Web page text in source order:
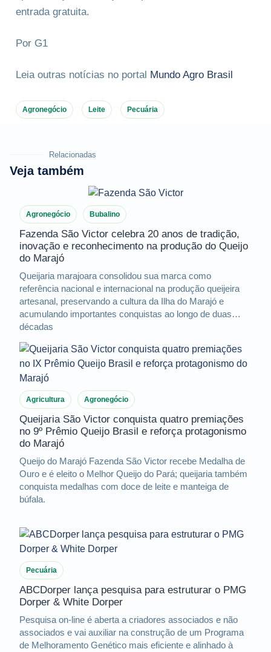
entrada gratuita.
Por G1
Leia outras notícias no portal Mundo Agro Brasil
Agronegócio Leite Pecuária
Relacionadas
Veja também
Agronegócio Bubalino
Fazenda São Victor celebra 20 anos de tradição,
inovação e reconhecimento na produção do Queijo
do Marajó
Queijaria marajoara consolidou sua marca como
referência nacional e internacional na produção queijeira
artesanal, preservando a cultura da Ilha do Marajó e
acumulando importantes conquistas ao longo de duas
décadas
Agricultura Agronegócio
Queijaria São Victor conquista quatro premiações
no 9º Prêmio Queijo Brasil e reforça protagonismo
do Marajó
Queijo do Marajó Fazenda São Victor recebe Medalha de
Ouro e é eleito o Melhor Queijo do Pará; queijaria também
conquista medalhas com doce de leite e manteiga de
búfala.
Pecuária
ABCDorper lança pesquisa para estruturar o PMG
Dorper & White Dorper
Pesquisa on-line é aberta a criadores associados e não
associados e vai auxiliar na construção de um Programa
de Melhoramento Genético mais eficiente e alinhado à